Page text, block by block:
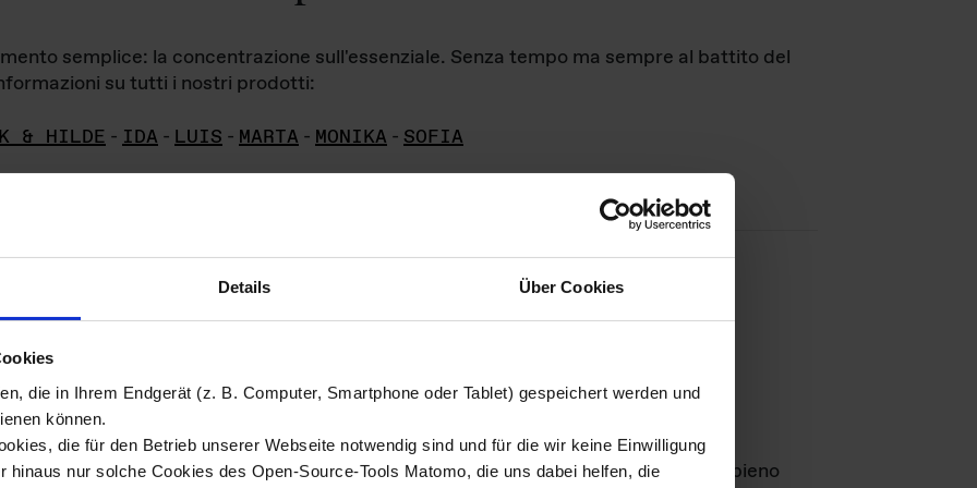
Details Über Cookies
die in Ihrem Endgerät (z. B. Computer, Smartphone oder Tablet) gespeichert werden und
können.
die für den Betrieb unserer Webseite notwendig sind und für die wir keine Einwilligung
hinaus nur solche Cookies des Open-Source-Tools Matomo, die uns dabei helfen, die
semplice: la concentrazione sull'essenziale. Senza tempo ma sempre al battito del
su tutti i nostri prodotti:
& HILDE - IDA - LUIS - MARTA - MONIKA - SOFIA
di immagini
materiale fotografico sono detenuti daDas ganze LebenGmbH e rimangono in pieno